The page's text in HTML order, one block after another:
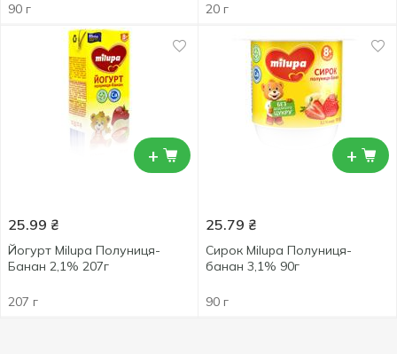
90 г
20 г
+
25.99 ₴
Йогурт Milupa Полуниця-
Банан 2,1% 207г
207 г
+
25.79 ₴
Сирок Milupa Полуниця-
банан 3,1% 90г
90 г